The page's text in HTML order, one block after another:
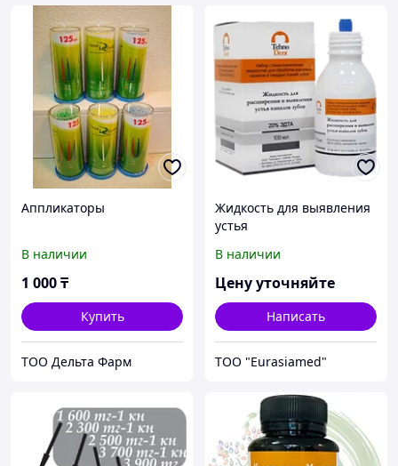
Аппликаторы
В наличии
1 000₸
Купить
ТОО Дельта Фарм
Жидкость для выявления
устья
В наличии
Цену уточняйте
Написать
ТОО "Eurasiamed"